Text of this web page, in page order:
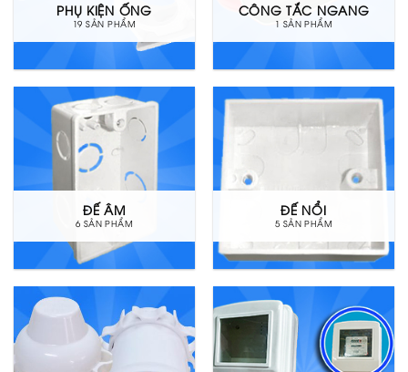
PHỤ KIỆN ỐNG
19 SẢN PHẨM
CÔNG TẮC NGANG
1 SẢN PHẨM
ĐẾ ÂM
6 SẢN PHẨM
ĐẾ NỔI
5 SẢN PHẨM